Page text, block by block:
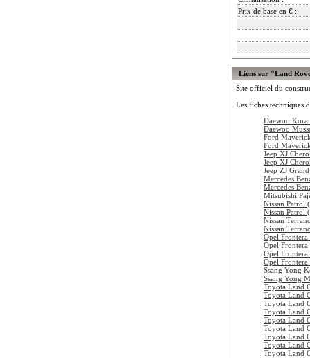
Prix de base en € :
Liens sur "Land
Site officiel du
Les fiches techniques
Daewoo
Daewoo
Ford
Ford
Jeep XJ
Jeep XJ
Jeep ZJ
Mercedes
Mercedes
Mitsubishi
Nissan Patrol
Nissan Patrol
Nissan
Nissan
Opel
Opel
Opel
Opel
Ssang Yong
Ssang Yong
Toyota Land
Toyota Land
Toyota Land
Toyota Land
Toyota Land
Toyota Land
Toyota Land
Toyota Land
Toyota Land